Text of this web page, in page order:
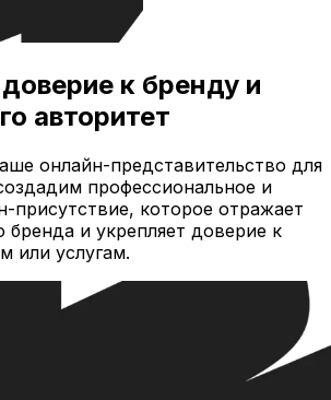
к бренду и
авторитет
онлайн-представительство для
профессиональное и
присутствие, которое отражает
бренда и укрепляет доверие к
или услугам.